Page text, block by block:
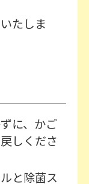
たしま
に、かご
しくださ
と除菌ス